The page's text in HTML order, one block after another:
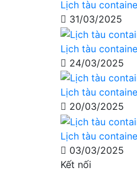
Lịch tàu
31/03/2025
Lịch tàu
24/03/2025
Lịch tàu
20/03/2025
Lịch tàu
03/03/2025
Kết nối